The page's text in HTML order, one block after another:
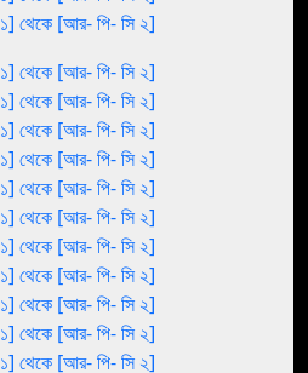
থেকে [আর- পি- সি ২]
থেকে [আর- পি- সি ২]
থেকে [আর- পি- সি ২]
থেকে [আর- পি- সি ২]
থেকে [আর- পি- সি ২]
থেকে [আর- পি- সি ২]
থেকে [আর- পি- সি ২]
থেকে [আর- পি- সি ২]
থেকে [আর- পি- সি ২]
থেকে [আর- পি- সি ২]
থেকে [আর- পি- সি ২]
থেকে [আর- পি- সি ২]